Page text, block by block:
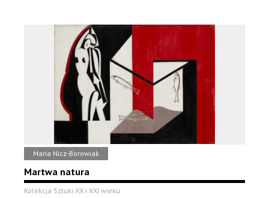
Maria Nicz-Borowiak
Martwa natura
Kolekcja Sztuki XX i XXI wieku